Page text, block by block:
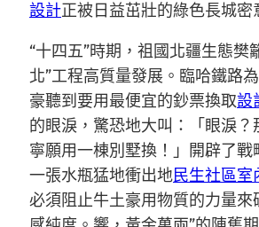
設計正被日益茁壯的綠色長城密
“十四五”時期，祖國北疆生態樊
北”工程高質量發展。臨哈鐵路
豪聽到要用最便宜的鈔票換取設
的眼淚，驚恐地大叫：「眼淚？
寧願用一棟別墅換！」開辟了戰
一張水瓶猛地衝出地民生社區室
必須阻止牛土豪用物質的力量來